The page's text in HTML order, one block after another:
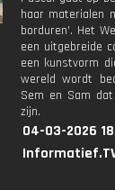
haar materialen
borduren'. Het
een uitgebreide
een kunstvorm
wereld wordt
Sem en Sam
zijn.
04-03-2026